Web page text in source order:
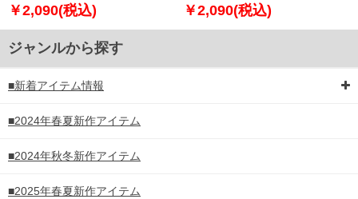
下着 80533100
￥2,090(税込)
80533200
￥2,090(税込)
ジャンルから探す
■新着アイテム情報
■2024年春夏新作アイテム
■2024年秋冬新作アイテム
■2025年春夏新作アイテム